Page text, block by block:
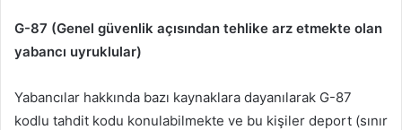
G-87 (Genel güvenlik açısından tehlike arz etmekte olan
yabancı uyruklular)
Yabancılar hakkında bazı kaynaklara dayanılarak G-87
kodlu tahdit kodu konulabilmekte ve bu kişiler deport (sınır